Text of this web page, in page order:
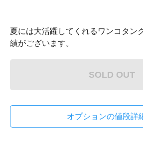
夏には大活躍してくれるワンコタン
績がございます。
SOLD OUT
オプションの値段詳